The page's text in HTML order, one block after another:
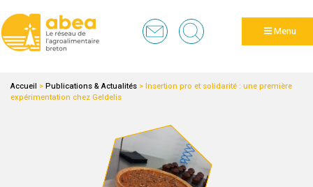
Menu
Accueil >Publications & Actualités >Insertion pro et solidarité : une première
expérimentation chez Geldelis